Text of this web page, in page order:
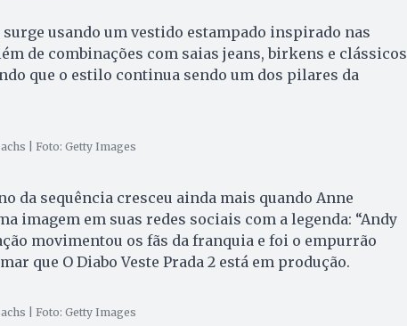
surge usando um vestido estampado inspirado nas
de combinações com saias jeans, birkens e clássicos
que o estilo continua sendo um dos pilares da
| Foto: Getty Images
da sequência cresceu ainda mais quando Anne
imagem em suas redes sociais com a legenda: “Andy
movimentou os fãs da franquia e foi o empurrão
que O Diabo Veste Prada 2 está em produção.
| Foto: Getty Images